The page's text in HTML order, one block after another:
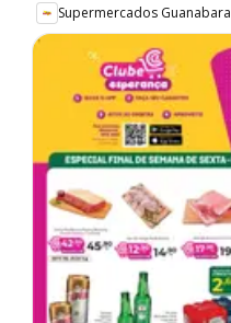
Supermercados Guanabara